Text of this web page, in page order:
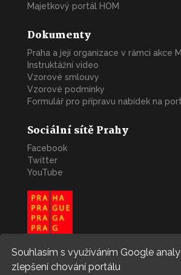
Souhlasím s využíváním Google
zlepšení chování portálu
Majetkový portál HOM
Dokumenty
Praha a její organizace v rámci akce
Instruktážní video
Vzorové smlouvy
Vzorové podmínky
Formulář pro přípravu nabídek na
Sociální sítě Prahy
Facebook
Twitter
YouTube